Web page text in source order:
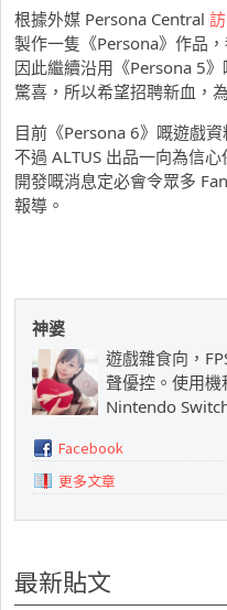
根據外媒 Persona Central
製作一隻《Persona》作品
因此繼續沿用《Persona 5
驚喜，所以希望招聘新血，
目前《Persona 6》嘅遊戲
不過 ALTUS 出品一向為信
開發嘅消息定必會令眾多
報導。
神婆
遊戲雜食向，
聲優控。使用機
Nintendo
Facebook
更多文章
最新貼文